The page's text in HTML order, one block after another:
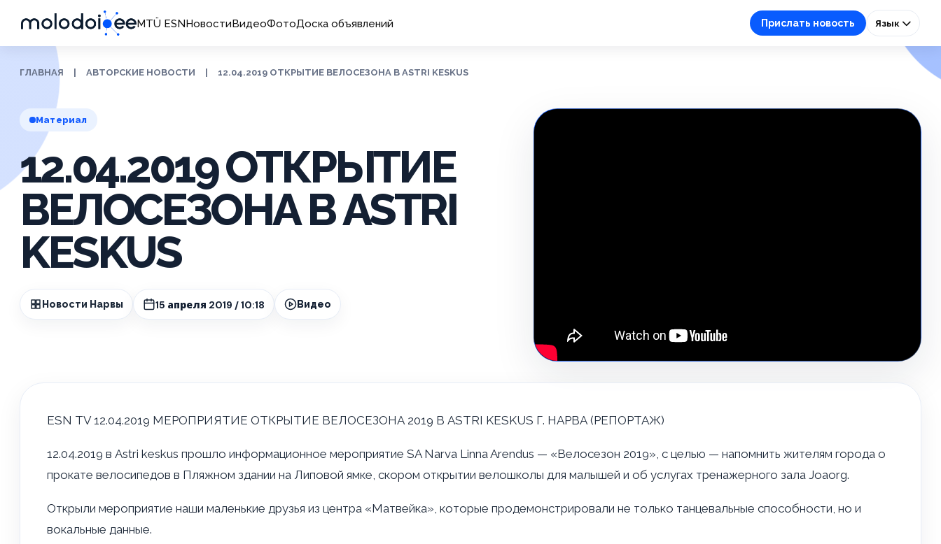
MTÜ ESNНовостиВидеоФотоДоска объявлений Прислать новость Язык
ГЛАВНАЯ АВТОРСКИЕ НОВОСТИ 12.04.2019 ОТКРЫТИЕ ВЕЛОСЕЗОНА В ASTRI KESKUS
Материал
12.04.2019 ОТКРЫТИЕ
ВЕЛОСЕЗОНА В ASTRI
KESKUS
Новости Нарвы 15 апреля 2019 / 10:18 Видео
ESN TV 12.04.2019 МЕРОПРИЯТИЕ ОТКРЫТИЕ ВЕЛОСЕЗОНА 2019 В ASTRI KESKUS Г. НАРВА (РЕПОРТАЖ)
12.04.2019 в Astri keskus прошло информационное мероприятие SA Narva Linna Arendus — «Велосезон 2019», с целью — напомнить жителям города о
прокате велосипедов в Пляжном здании на Липовой ямке, скором открытии велошколы для малышей и об услугах тренажерного зала Joaorg.
Открыли мероприятие наши маленькие друзья из центра «Матвейка», которые продемонстрировали не только танцевальные способности, но и
вокальные данные.